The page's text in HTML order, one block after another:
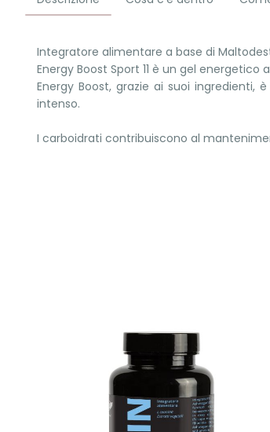
Integratore alimentare a base di
Energy Boost Sport 11 è un gel
Energy Boost, grazie ai suoi
intenso.
I carboidrati contribuiscono al